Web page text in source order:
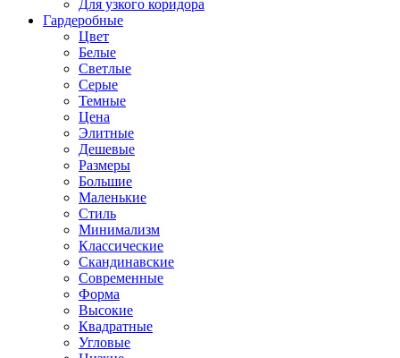
Для узкого коридора
Гардеробные
Цвет
Белые
Светлые
Серые
Темные
Цена
Элитные
Дешевые
Размеры
Большие
Маленькие
Стиль
Минимализм
Классические
Скандинавские
Современные
Форма
Высокие
Квадратные
Угловые